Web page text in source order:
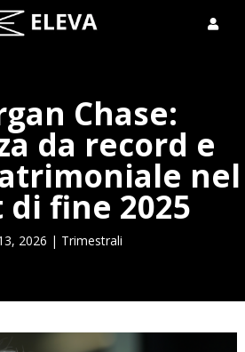

Chase:
da record e
nel
fine 2025
2026 | Trimestrali